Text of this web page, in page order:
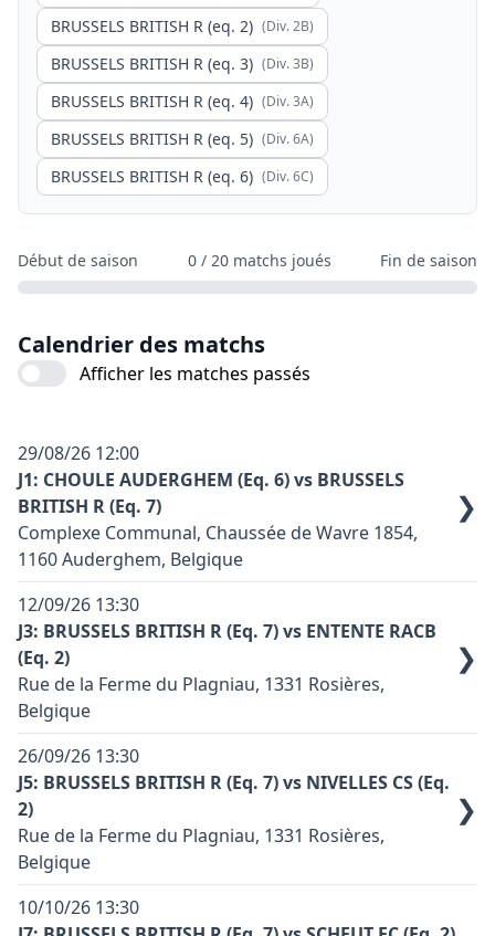
BRUSSELS BRITISH R (eq. 2) (Div.2B)
BRUSSELS BRITISH R (eq. 3) (Div.3B)
BRUSSELS BRITISH R (eq. 4) (Div.3A)
BRUSSELS BRITISH R (eq. 5) (Div.6A)
BRUSSELS BRITISH R (eq. 6) (Div.6C)
Début de saison 0/ 20matchs joués Fin de saison
Calendrier des matchs
Afficher les matches passés
29/08/26 12:00
J1: CHOULE AUDERGHEM (Eq. 6) vs BRUSSELS
BRITISH R (Eq. 7)
Complexe Communal, Chaussée de Wavre 1854,
1160 Auderghem, Belgique
❯
Terrain synthétique: oui
Code terrain: A11
Couleur principale équipe domicile: Blanc
Couleur principale équipe exterieure: Blanc
Contact équipe domicile: Vandenplas D. (0476.54.48.01
- dav_54@hotmail.com)
Accès voiture : En venant de Bruxelles par la chaussée
de Wavre, rejoindre le du début de l'autoroute
Bruxelles-Namur, utiliser la bande de droite pendant
+/- 200 m. et descendre devant le bâtiment de l'ADEPS,
puis passer par le tunnel à gauche (en dessous de
l'autoroute). Le terrain se trouve à 200 m. Le stade est
12/09/26 13:30
J3: BRUSSELS BRITISH R (Eq. 7) vs ENTENTE RACB
(Eq. 2)
Rue de la Ferme du Plagniau, 1331 Rosières,
Belgique
❯
Terrain synthétique: oui
Code terrain: R02
Couleur principale équipe domicile: Blanc
Couleur principale équipe exterieure: Rouge
Contact équipe domicile: Golighyly T (0474.40.43.99 -
abssa-sec@rbbfc.org)
26/09/26 13:30
J5: BRUSSELS BRITISH R (Eq. 7) vs NIVELLES CS (Eq.
2)
Rue de la Ferme du Plagniau, 1331 Rosières,
Belgique
❯
Terrain synthétique: oui
Code terrain: R02
10/10/26 13:30